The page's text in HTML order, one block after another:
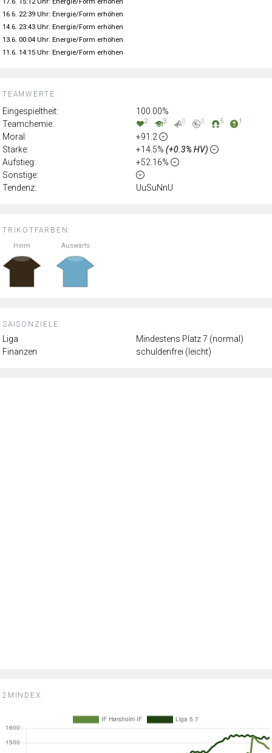
TRIKOTFARBEN:
Heim Auswärts
SAISONZIELE:
Liga
Mindestens Platz 7 (normal)
Finanzen
schuldenfrei (leicht)
2MINDEX:
TEAMWERTE:
Eingespieltheit:
100.00%
Teamchemie:
2 3 0 0 5 1
Moral:
+91.2
Stärke:
+14.5% (+0.3% HV)
Aufstieg:
+52.16%
Sonstige:
Tendenz:
UuSuNnU
16.6. 22:39 Uhr: Energie/Form erhöhen
14.6. 23:43 Uhr: Energie/Form erhöhen
13.6. 00:04 Uhr: Energie/Form erhöhen
11.6. 14:15 Uhr: Energie/Form erhöhen